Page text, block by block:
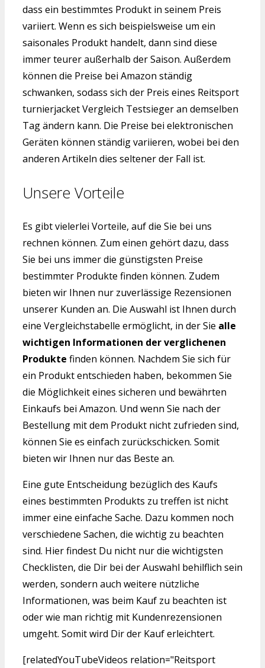
dass ein bestimmtes Produkt in seinem Preis
variiert. Wenn es sich beispielsweise um ein
saisonales Produkt handelt, dann sind diese
immer teurer außerhalb der Saison. Außerdem
können die Preise bei Amazon ständig
schwanken, sodass sich der Preis eines Reitsport
turnierjacket Vergleich Testsieger an demselben
Tag ändern kann. Die Preise bei elektronischen
Geräten können ständig variieren, wobei bei den
anderen Artikeln dies seltener der Fall ist.
Unsere Vorteile
Es gibt vielerlei Vorteile, auf die Sie bei uns
rechnen können. Zum einen gehört dazu, dass
Sie bei uns immer die günstigsten Preise
bestimmter Produkte finden können. Zudem
bieten wir Ihnen nur zuverlässige Rezensionen
unserer Kunden an. Die Auswahl ist Ihnen durch
eine Vergleichstabelle ermöglicht, in der Sie alle
wichtigen Informationen der verglichenen
Produkte finden können. Nachdem Sie sich für
ein Produkt entschieden haben, bekommen Sie
die Möglichkeit eines sicheren und bewährten
Einkaufs bei Amazon. Und wenn Sie nach der
Bestellung mit dem Produkt nicht zufrieden sind,
können Sie es einfach zurückschicken. Somit
bieten wir Ihnen nur das Beste an.
Eine gute Entscheidung bezüglich des Kaufs
eines bestimmten Produkts zu treffen ist nicht
immer eine einfache Sache. Dazu kommen noch
verschiedene Sachen, die wichtig zu beachten
sind. Hier findest Du nicht nur die wichtigsten
Checklisten, die Dir bei der Auswahl behilflich sein
werden, sondern auch weitere nützliche
Informationen, was beim Kauf zu beachten ist
oder wie man richtig mit Kundenrezensionen
umgeht. Somit wird Dir der Kauf erleichtert.
[relatedYouTubeVideos relation="Reitsport